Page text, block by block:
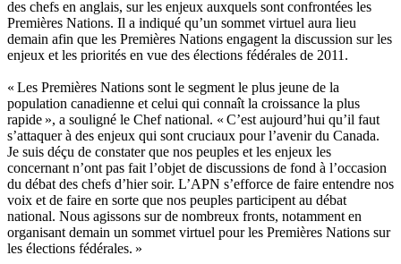
des chefs en anglais, sur les enjeux auxquels sont confrontées les
Premières Nations. Il a indiqué qu’un sommet virtuel aura lieu
demain afin que les Premières Nations engagent la discussion sur les
enjeux et les priorités en vue des élections fédérales de 2011.
« Les Premières Nations sont le segment le plus jeune de la
population canadienne et celui qui connaît la croissance la plus
rapide », a souligné le Chef national. « C’est aujourd’hui qu’il faut
s’attaquer à des enjeux qui sont cruciaux pour l’avenir du Canada.
Je suis déçu de constater que nos peuples et les enjeux les
concernant n’ont pas fait l’objet de discussions de fond à l’occasion
du débat des chefs d’hier soir. L’APN s’efforce de faire entendre nos
voix et de faire en sorte que nos peuples participent au débat
national. Nous agissons sur de nombreux fronts, notamment en
organisant demain un sommet virtuel pour les Premières Nations sur
les élections fédérales. »